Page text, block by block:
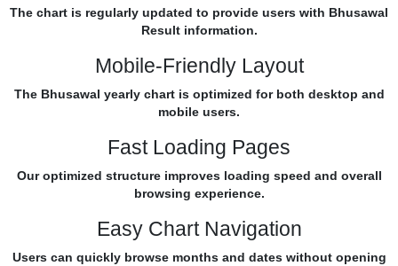
The chart is regularly updated to provide users with Bhusawal
Result information.
Mobile-Friendly Layout
The Bhusawal yearly chart is optimized for both desktop and
mobile users.
Fast Loading Pages
Our optimized structure improves loading speed and overall
browsing experience.
Easy Chart Navigation
Users can quickly browse months and dates without opening